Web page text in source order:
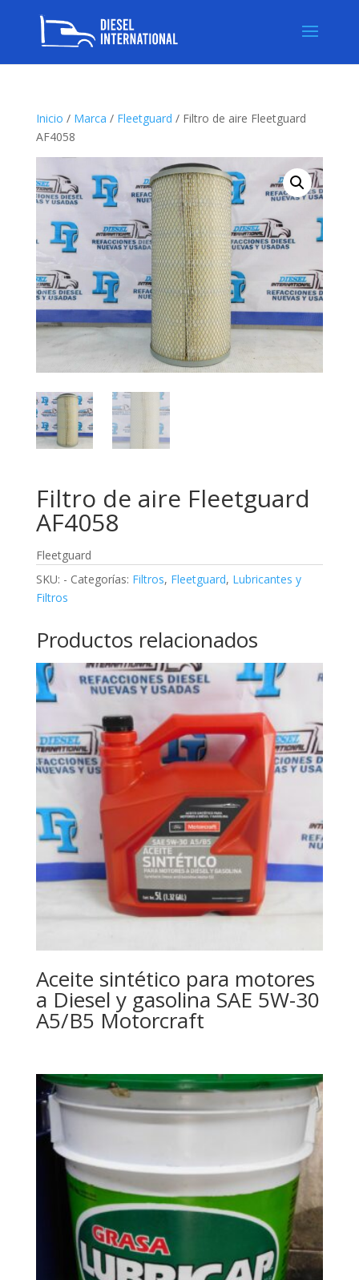
Inicio / Marca / Fleetguard / Filtro de aire Fleetguard
AF4058
Filtro de aire Fleetguard
AF4058
Fleetguard
SKU: - Categorías: Filtros, Fleetguard, Lubricantes y
Filtros
Productos relacionados
Aceite sintético para motores
a Diesel y gasolina SAE 5W-30
A5/B5 Motorcraft